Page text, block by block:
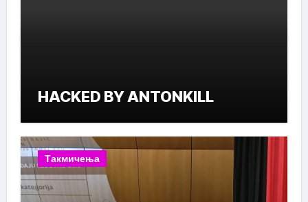
HACKED BY ANTONKILL
Такмичења